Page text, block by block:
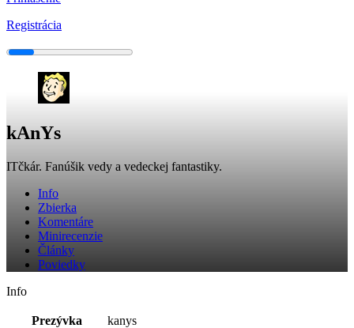
Registrácia
kAnYs
ITčkár. Fanúšik vedy a vedeckej fantastiky.
Info
Zbierka
Komentáre
Minirecenzie
Články
Poviedky
Info
Prezývka
kanys